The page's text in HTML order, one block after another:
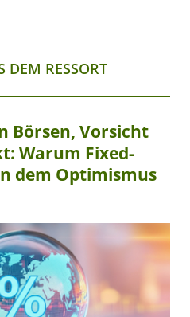
DEM RESSORT
Börsen, Vorsicht
Warum Fixed-
dem Optimismus